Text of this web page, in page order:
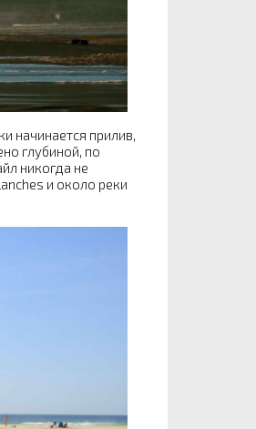
начинается прилив,
глубиной, по
никогда не
и около реки